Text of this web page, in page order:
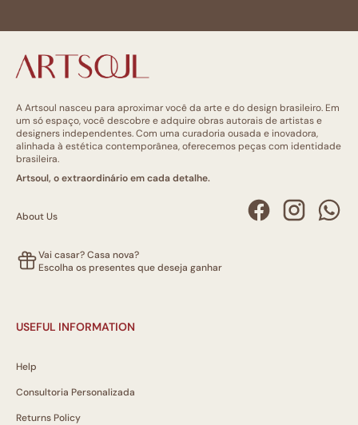
A Artsoul nasceu para aproximar você da arte e do design brasileiro. Em
um só espaço, você descobre e adquire obras autorais de artistas e
designers independentes. Com uma curadoria ousada e inovadora,
alinhada à estética contemporânea, oferecemos peças com identidade
brasileira.
Artsoul, o extraordinário em cada detalhe.
About Us
Vai casar? Casa nova?
Escolha os presentes que deseja ganhar
USEFUL INFORMATION
Help
Consultoria Personalizada
Returns Policy